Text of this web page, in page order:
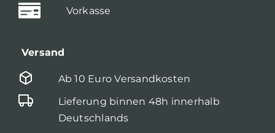
Vorkasse
Versand
Ab 10 Euro Versandkosten
Lieferung binnen 48h innerhalb
Deutschlands